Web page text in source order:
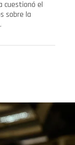
cuestionó el
sobre la